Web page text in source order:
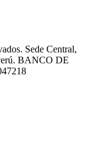
Sede Central,
BANCO DE